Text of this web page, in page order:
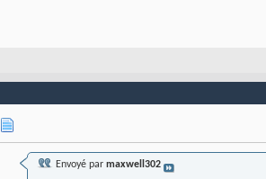
Envoyé par maxwell302